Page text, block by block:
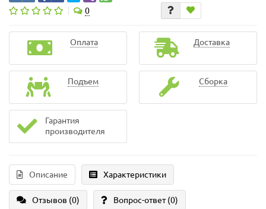
0
Оплата Доставка
Подъем Сборка
Гарантия
производителя
Описание Характеристики
Отзывов (0) Вопрос-ответ(0)